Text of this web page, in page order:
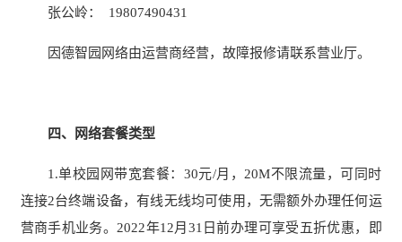
张公岭： 19807490431
因德智园网络由运营商经营，故障报修请联系营业厅。
四、网络套餐类型
1.单校园网带宽套餐：30元/月，20M不限流量，可同时
连接2台终端设备，有线无线均可使用，无需额外办理任何运
营商手机业务。2022年12月31日前办理可享受五折优惠，即